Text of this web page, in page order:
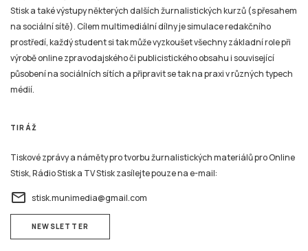
působení na sociálních sítích a připravit se tak na praxi v různých typech
médií.
TIRÁŽ
Tiskové zprávy a náměty pro tvorbu žurnalistických materiálů pro Online
email stisk.munimedia@gmail.com
NEWSLETTER
Všechny žurnalistické materiály jsou zveřejněny podle stejných pravidel jako na kterémkoliv
jiném zpravodajském serveru nebo například v novinách, rozhlasovém nebo televizním
zpravodajství. Mazání už zveřejněných žurnalistických příspěvků (ani jejich částí) v jakékoli
formě není možné nyní ani v budoucnu.